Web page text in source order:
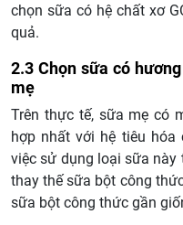
chọn sữa có hệ chất xơ
quả.
2.3 Chọn sữa có
mẹ
Trên thực tế, sữa mẹ có
hợp nhất với hệ tiêu hóa
việc sử dụng loại sữa này
thay thế sữa bột công
sữa bột công thức gần